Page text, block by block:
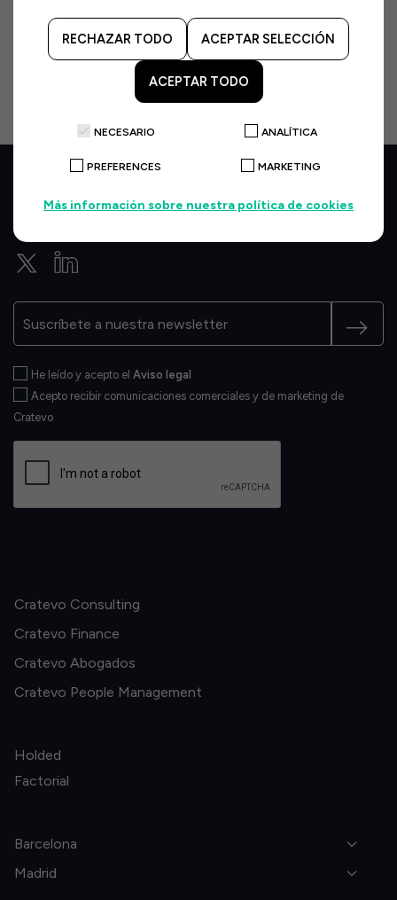
He leído y acepto el Aviso legal
Acepto recibir comunicaciones comerciales y de marketing de
Cratevo
Cratevo Consulting
Cratevo Finance
Cratevo Abogados
Cratevo People Management
Holded
Factorial
Barcelona
Madrid
RECHAZAR TODO ACEPTAR SELECCIÓN
ACEPTAR TODO
NECESARIO ANALÍTICA
PREFERENCES MARKETING
Más información sobre nuestra política de cookies